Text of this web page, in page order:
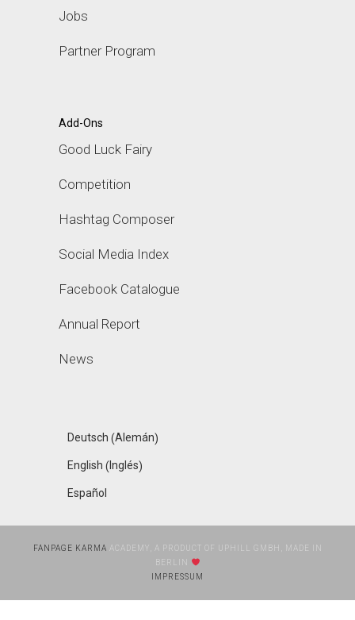
Jobs
Partner Program
Add-Ons
Good Luck Fairy
Competition
Hashtag Composer
Social Media Index
Facebook Catalogue
Annual Report
News
Deutsch (Alemán)
English ( Inglés)
Español
FANPAGE KARMA ACADEMY, A PRODUCT OF UPHILL GMBH, MADE IN
BERLIN
IMPRESSUM